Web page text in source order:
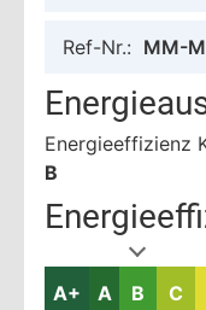
Ref-Nr.: MM-
Energieeffizienz
B
A+ A B C